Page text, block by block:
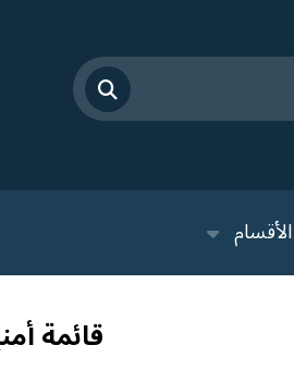
الأقسام
قائمة